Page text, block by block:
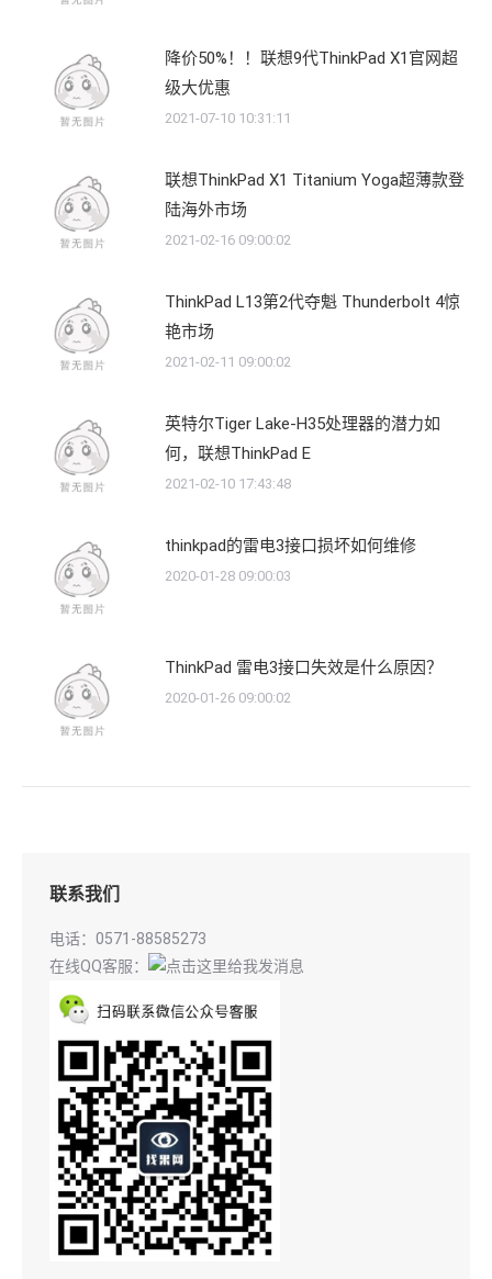
降价50%！！联想9代ThinkPad X1官网超
级大优惠
2021-07-10 10:31:11
联想ThinkPad X1 Titanium Yoga超薄款登
陆海外市场
2021-02-16 09:00:02
ThinkPad L13第2代夺魁 Thunderbolt 4惊
艳市场
2021-02-11 09:00:02
英特尔Tiger Lake-H35处理器的潜力如
何，联想ThinkPad E
2021-02-10 17:43:48
thinkpad的雷电3接口损坏如何维修
2020-01-28 09:00:03
ThinkPad 雷电3接口失效是什么原因？
2020-01-26 09:00:02
联系我们
电话：0571-88585273
在线QQ客服：